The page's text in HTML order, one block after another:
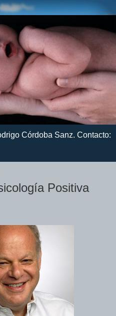
Córdoba Sanz. Contacto:
Positiva